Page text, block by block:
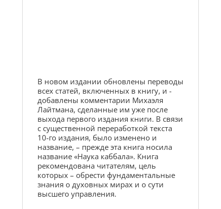
В новом издании обновлены переводы
всех статей, включенных в книгу, и ­
добавлены комментарии Михаэля
Лайтмана, сделанные им уже после
выхода первого издания книги. В связи
с существенной переработкой текста
10-го издания, было изменено и
название, – прежде эта книга носила
название «Наука каббала». Книга
рекомендована читателям, цель
которых – обрести фундаментальные
знания о духовных мирах и о сути
высшего управления.